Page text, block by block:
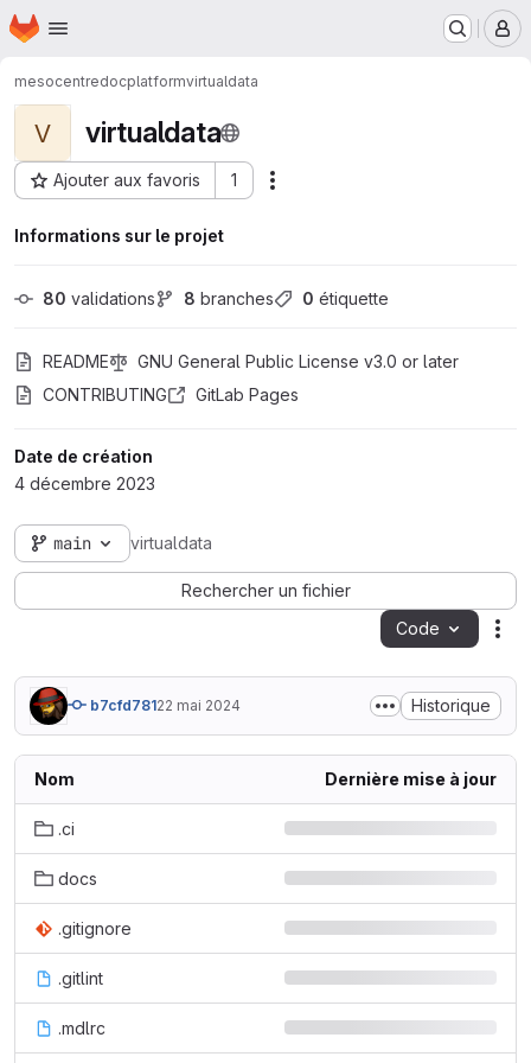
Passer au contenu principal
Page d'accueil
mesocentredocplatformvirtualdata
V virtualdata
Ajouter aux favoris 1
ID du projet : 33325
Informations sur le projet
80 validations 8 branches 0 étiquette
README
GNU General Public License v3.0 or later
CONTRIBUTING
GitLab Pages
Date de création
4 décembre 2023
main virtualdata
Rechercher un fichier
Code
b7cfd78122 mai 2024 Historique
Nom Dernière mise à jour
.ci
docs
.gitignore
.gitlint
.mdlrc